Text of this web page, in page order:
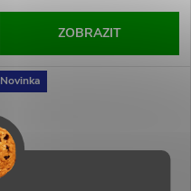
ZOBRAZIT
Novinka